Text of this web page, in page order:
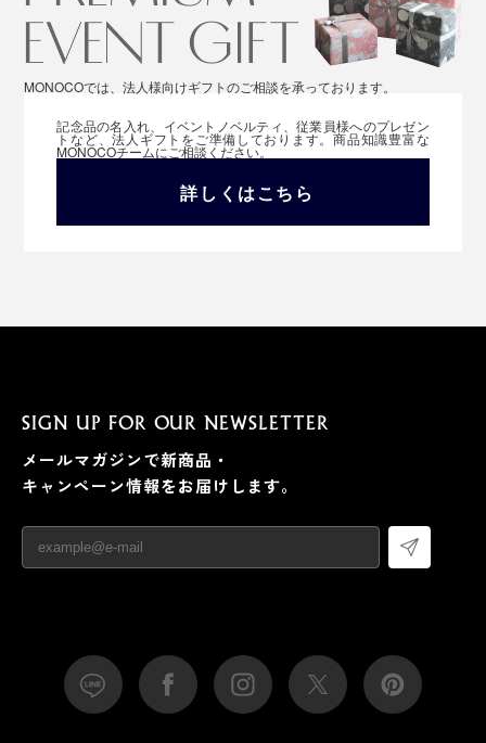
MONOCOでは、法人様向けギフトのご相談を承っております。
記念品の名入れ、イベントノベルティ、従業員様へのプレゼン
トなど、法人ギフトをご準備しております。商品知識豊富な
MONOCOチームにご相談ください。
詳しくはこちら
SIGN UP FOR OUR NEWSLETTER
メールマガジンで新商品・
キャンペーン情報をお届けします。